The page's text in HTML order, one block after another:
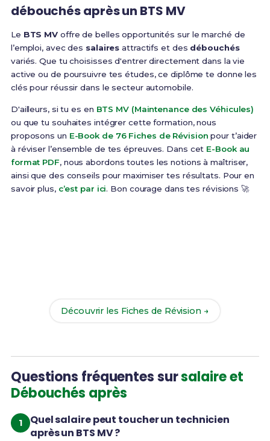
débouchés après un BTS MV
Le BTS MV offre de belles opportunités sur le marché de
l’emploi, avec des salaires attractifs et des débouchés
variés. Que tu choisisses d'entrer directement dans la vie
active ou de poursuivre tes études, ce diplôme te donne les
clés pour réussir dans le secteur automobile.
D'ailleurs, si tu es en BTS MV (Maintenance des Véhicules)
ou que tu souhaites intégrer cette formation, nous
proposons un E-Book de 76 Fiches de Révision pour t’aider
à réviser l’ensemble de tes épreuves. Dans cet E-Book au
format PDF, nous abordons toutes les notions à maîtriser,
ainsi que des conseils pour maximiser tes résultats. Pour en
savoir plus, c’est par ici. Bon courage dans tes révisions 🚀
Découvrir les Fiches de Révision →
Questions fréquentes sursalaire et
Débouchés après
Quel salaire peut toucher un technicien
après un BTS MV ?